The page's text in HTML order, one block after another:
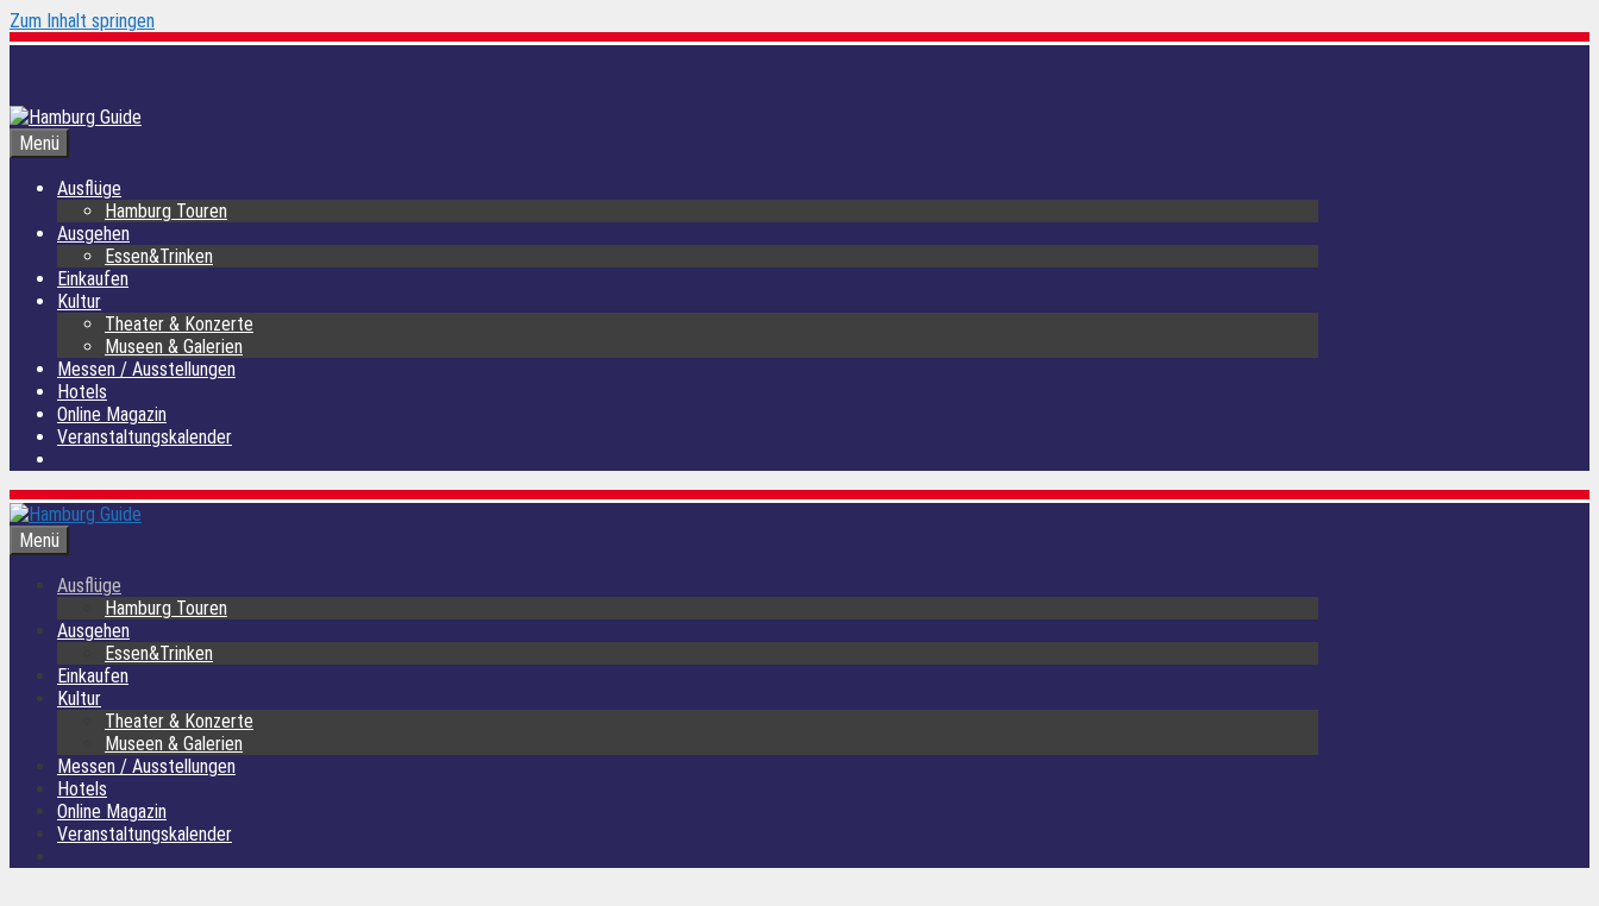
Zum Inhalt springen
Menü
Ausflüge
Hamburg Touren
Ausgehen
Essen&Trinken
Einkaufen
Kultur
Theater & Konzerte
Museen & Galerien
Messen / Ausstellungen
Hotels
Online Magazin
Veranstaltungskalender
Menü
Ausflüge
Hamburg Touren
Ausgehen
Essen&Trinken
Einkaufen
Kultur
Theater & Konzerte
Museen & Galerien
Messen / Ausstellungen
Hotels
Online Magazin
Veranstaltungskalender